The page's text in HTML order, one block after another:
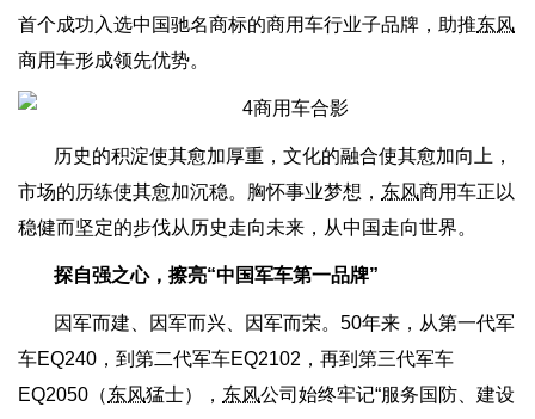
首个成功入选中国驰名商标的商用车行业子品牌，助推东风
商用车形成领先优势。
历史的积淀使其愈加厚重，文化的融合使其愈加向上，
市场的历练使其愈加沉稳。胸怀事业梦想， 东风商用车正以
稳健而坚定的步伐从历史走向未来，从中国走向世界。
探自强之心，擦亮“中国军车第一品牌”
因军而建、因军而兴、因军而荣。50年来，从第一代军
车EQ240，到第二代军车EQ2102，再到第三代军车
EQ2050（东风猛士）， 东风公司始终牢记“服务国防、建设